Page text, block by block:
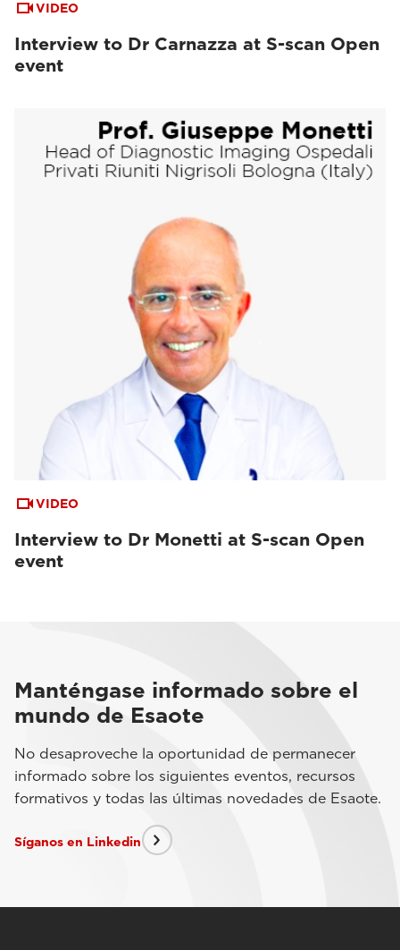
VIDEO
Interview to Dr Carnazza at S-scan Open
event
VIDEO
Interview to Dr Monetti at S-scan Open
event
Manténgase informado sobre el
mundo de Esaote
No desaproveche la oportunidad de permanecer
informado sobre los siguientes eventos, recursos
formativos y todas las últimas novedades de Esaote.
Síganos en Linkedin